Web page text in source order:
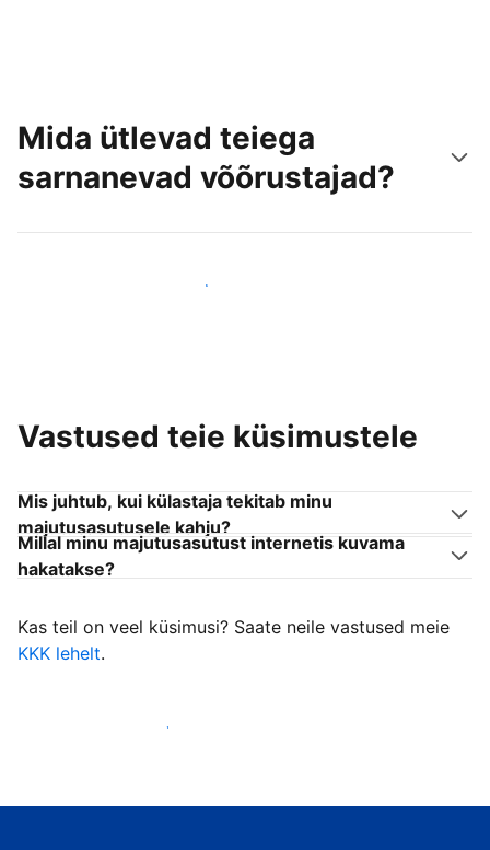
Mida ütlevad teiega
sarnanevad võõrustajad?
Liitu endaga sarnanevate võõrustajatega
Vastused teie küsimustele
Mis juhtub, kui külastaja tekitab minu
majutusasutusele kahju?
Millal minu majutusasutust internetis kuvama
hakatakse?
Kas teil on veel küsimusi? Saate neile vastused meie
KKK lehelt.
Alusta külastajate vastuvõtmist